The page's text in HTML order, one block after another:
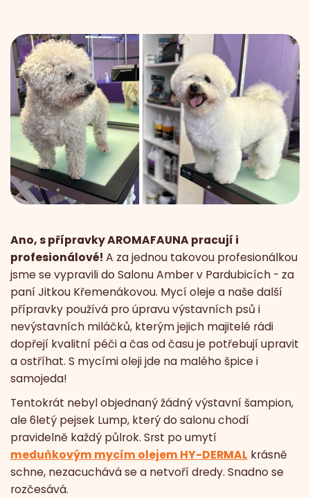
Ano, s přípravky AROMAFAUNA pracují i
profesionálové! A za jednou takovou profesionálkou
jsme se vypravili do Salonu Amber v Pardubicích - za
paní Jitkou Křemenákovou. Mycí oleje a naše další
přípravky používá pro úpravu výstavních psů i
nevýstavních miláčků, kterým jejich majitelé rádi
dopřejí kvalitní péči a čas od času je potřebují upravit
a ostříhat. S mycími oleji jde na malého špice i
samojeda!
Tentokrát nebyl objednaný žádný výstavní šampion,
ale 6letý pejsek Lump, který do salonu chodí
pravidelně každý půlrok. Srst po umytí
meduňkovým mycím olejem HY-DERMAL krásně
schne, nezacuchává se a netvoří dredy. Snadno se
rozčesává.